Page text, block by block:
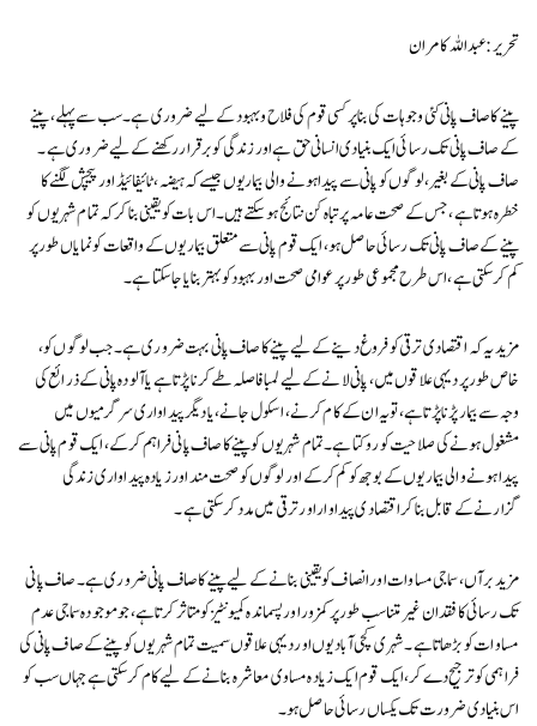
تحریر: عبداللہ کامران
پینے کا صاف پانی کئی وجوہات کی بنا پر کسی قوم کی فلاح و بہبود کے لیے ضروری ہے۔ سب سے پہلے، پینے
کے صاف پانی تک رسائی ایک بنیادی انسانی حق ہے اور زندگی کو برقرار رکھنے کے لیے ضروری ہے۔
صاف پانی کے بغیر، لوگوں کو پانی سے پیدا ہونے والی بیماریوں جیسے کہ ہیضہ، ٹائیفائیڈ اور پیچش لگنے کا
خطرہ ہوتا ہے، جس کے صحت عامہ پر تباہ کن نتائج ہو سکتے ہیں۔ اس بات کو یقینی بنا کر کہ تمام شہریوں کو
پینے کے صاف پانی تک رسائی حاصل ہو، ایک قوم پانی سے متعلق بیماریوں کے واقعات کو نمایاں طور پر
کم کر سکتی ہے، اس طرح مجموعی طور پر عوامی صحت اور بہبود کو بہتر بنایا جا سکتا ہے۔
مزید یہ کہ اقتصادی ترقی کو فروغ دینے کے لیے پینے کا صاف پانی بہت ضروری ہے۔ جب لوگوں کو،
خاص طور پر دیہی علاقوں میں، پانی لانے کے لیے لمبا فاصلہ طے کرنا پڑتا ہے یا آلودہ پانی کے ذرائع کی
وجہ سے بیمار پڑنا پڑتا ہے، تو یہ ان کے کام کرنے، اسکول جانے، یا دیگر پیداواری سرگرمیوں میں
مشغول ہونے کی صلاحیت کو روکتا ہے۔ تمام شہریوں کو پینے کا صاف پانی فراہم کر کے، ایک قوم پانی سے
پیدا ہونے والی بیماریوں کے بوجھ کو کم کر کے اور لوگوں کو صحت مند اور زیادہ پیداواری زندگی
گزارنے کے قابل بنا کر اقتصادی پیداوار اور ترقی میں مدد کر سکتی ہے۔
مزید برآں، سماجی مساوات اور انصاف کو یقینی بنانے کے لیے پینے کا صاف پانی ضروری ہے۔ صاف پانی
تک رسائی کا فقدان غیر متناسب طور پر کمزور اور پسماندہ کمیونٹیز کو متاثر کرتا ہے، جو موجودہ سماجی عدم
مساوات کو بڑھاتا ہے۔ شہری کچی آبادیوں اور دیہی علاقوں سمیت تمام شہریوں کو پینے کے صاف پانی کی
فراہمی کو ترجیح دے کر، ایک قوم ایک زیادہ مساوی معاشرہ بنانے کے لیے کام کر سکتی ہے جہاں سب کو
اس بنیادی ضرورت تک یکساں رسائی حاصل ہو۔